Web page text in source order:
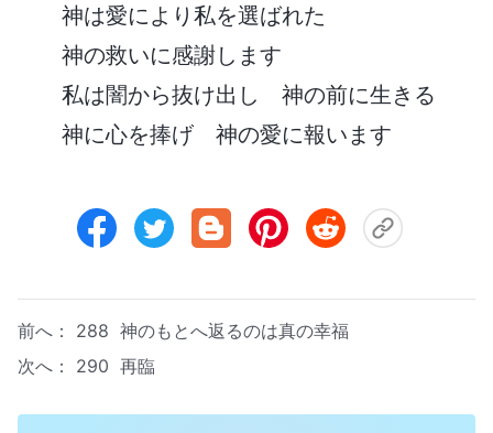
神は愛により私を選ばれた
神の救いに感謝します
私は闇から抜け出し 神の前に生きる
神に心を捧げ 神の愛に報います
前へ： 288 神のもとへ返るのは真の幸福
次へ： 290 再臨